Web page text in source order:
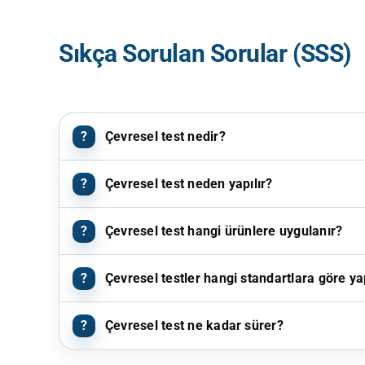
Sıkça Sorulan Sorular (SSS)
Çevresel test nedir?
Çevresel test neden yapılır?
Çevresel test hangi ürünlere uygulanır?
Çevresel testler hangi standartlara göre
Çevresel test ne kadar sürer?